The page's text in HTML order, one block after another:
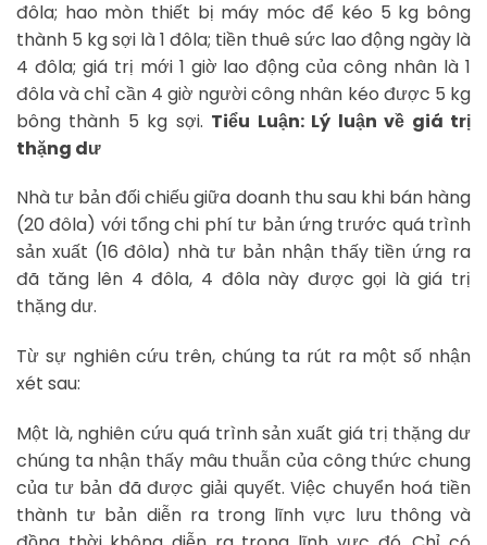
đôla; hao mòn thiết bị máy móc để kéo 5 kg bông
thành 5 kg sợi là 1 đôla; tiền thuê sức lao động ngày là
4 đôla; giá trị mới 1 giờ lao động của công nhân là 1
đôla và chỉ cần 4 giờ người công nhân kéo được 5 kg
bông thành 5 kg sợi. Tiểu Luận: Lý luận về giá trị
thặng dư
Nhà tư bản đối chiếu giữa doanh thu sau khi bán hàng
(20 đôla) với tổng chi phí tư bản ứng trước quá trình
sản xuất (16 đôla) nhà tư bản nhận thấy tiền ứng ra
đã tăng lên 4 đôla, 4 đôla này được gọi là giá trị
thặng dư.
Từ sự nghiên cứu trên, chúng ta rút ra một số nhận
xét sau:
Một là, nghiên cứu quá trình sản xuất giá trị thặng dư
chúng ta nhận thấy mâu thuẫn của công thức chung
của tư bản đã được giải quyết. Việc chuyển hoá tiền
thành tư bản diễn ra trong lĩnh vực lưu thông và